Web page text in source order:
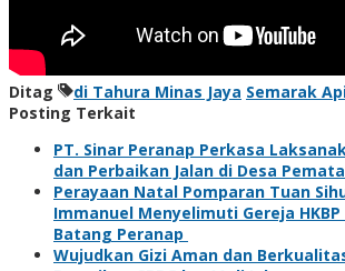
Ditag di Tahura Minas Jaya Semarak
Posting Terkait
PT. Sinar Peranap Perkasa
dan Perbaikan Jalan di Desa
Perayaan Natal Pomparan Tuan
Immanuel Menyelimuti Gereja
Batang Peranap
Wujudkan Gizi Aman dan